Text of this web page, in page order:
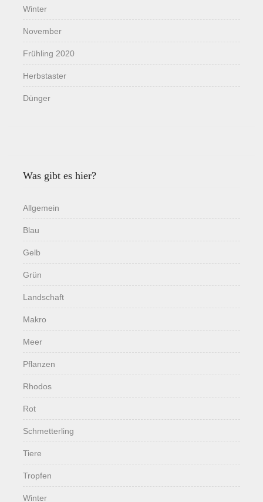
Winter
November
Frühling 2020
Herbstaster
Dünger
Was gibt es hier?
Allgemein
Blau
Gelb
Grün
Landschaft
Makro
Meer
Pflanzen
Rhodos
Rot
Schmetterling
Tiere
Tropfen
Winter